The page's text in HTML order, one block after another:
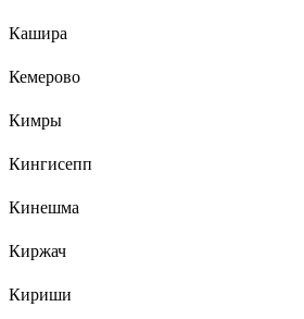
Кашира
Кемерово
Кимры
Кингисепп
Кинешма
Киржач
Кириши